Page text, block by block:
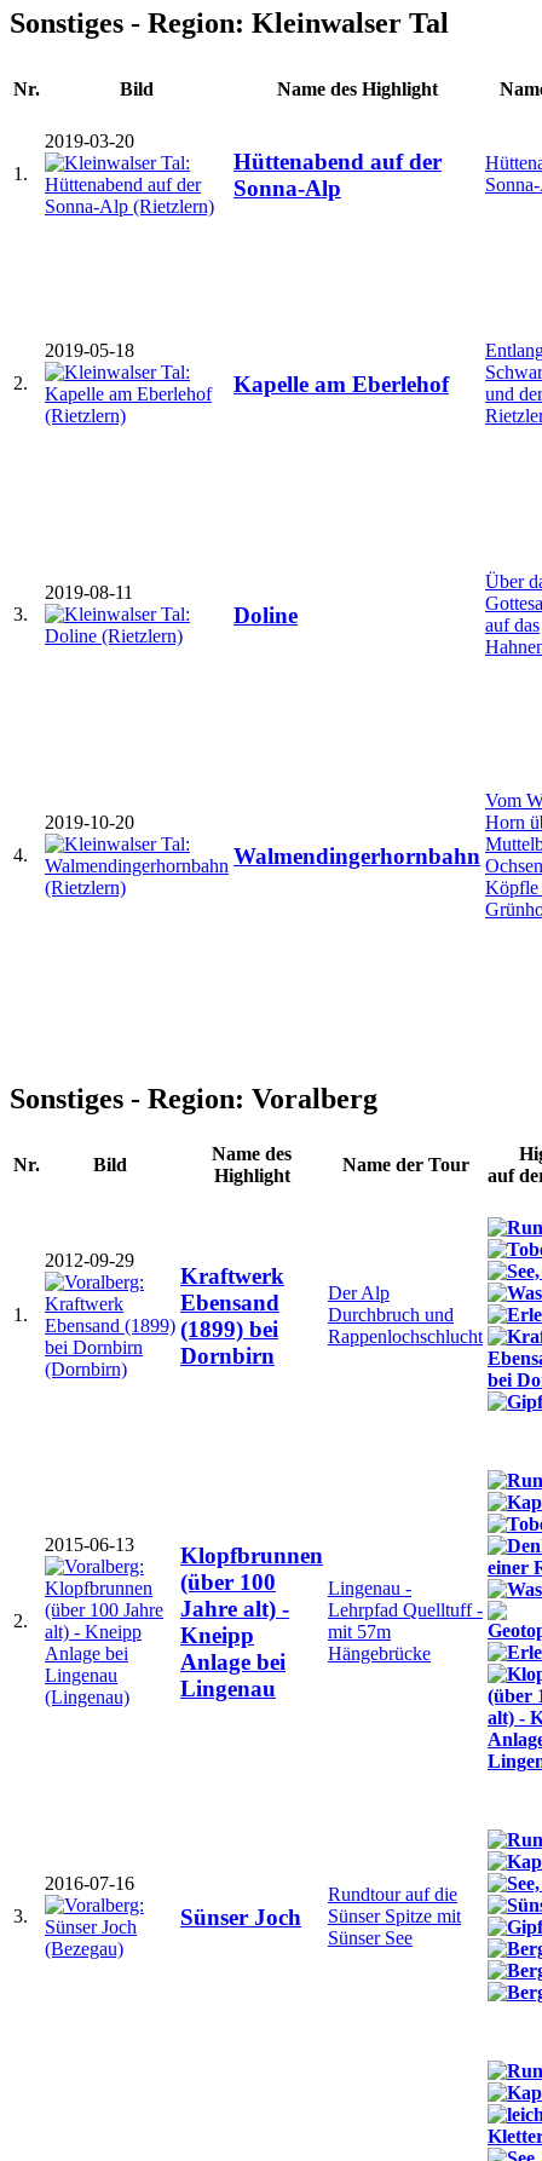
Sonstiges - Region: Kleinwalser Tal
Nr. Bild Name des Highlight
1.
2019-03-20
Hüttenabend auf der
Sonna-Alp
2.
2019-05-18
Kapelle am Eberlehof
und
3.
2019-08-11
Doline
Über
auf das
4.
2019-10-20
Walmendingerhornbahn
Vom
Horn
Köpfle
Sonstiges - Region: Voralberg
Nr. Bild
Name des
Highlight
Name der Tour
auf
1.
2012-09-29
Kraftwerk
Ebensand
(1899) bei
Dornbirn
Der Alp
Durchbruch und
Rappenlochschlucht
2.
2015-06-13
Klopfbrunnen
(über 100
Jahre alt) -
Kneipp
Anlage bei
Lingenau
Lingenau -
Lehrpfad Quelltuff -
mit 57m
Hängebrücke
3.
2016-07-16
Sünser Joch
Rundtour auf die
Sünser Spitze mit
Sünser See